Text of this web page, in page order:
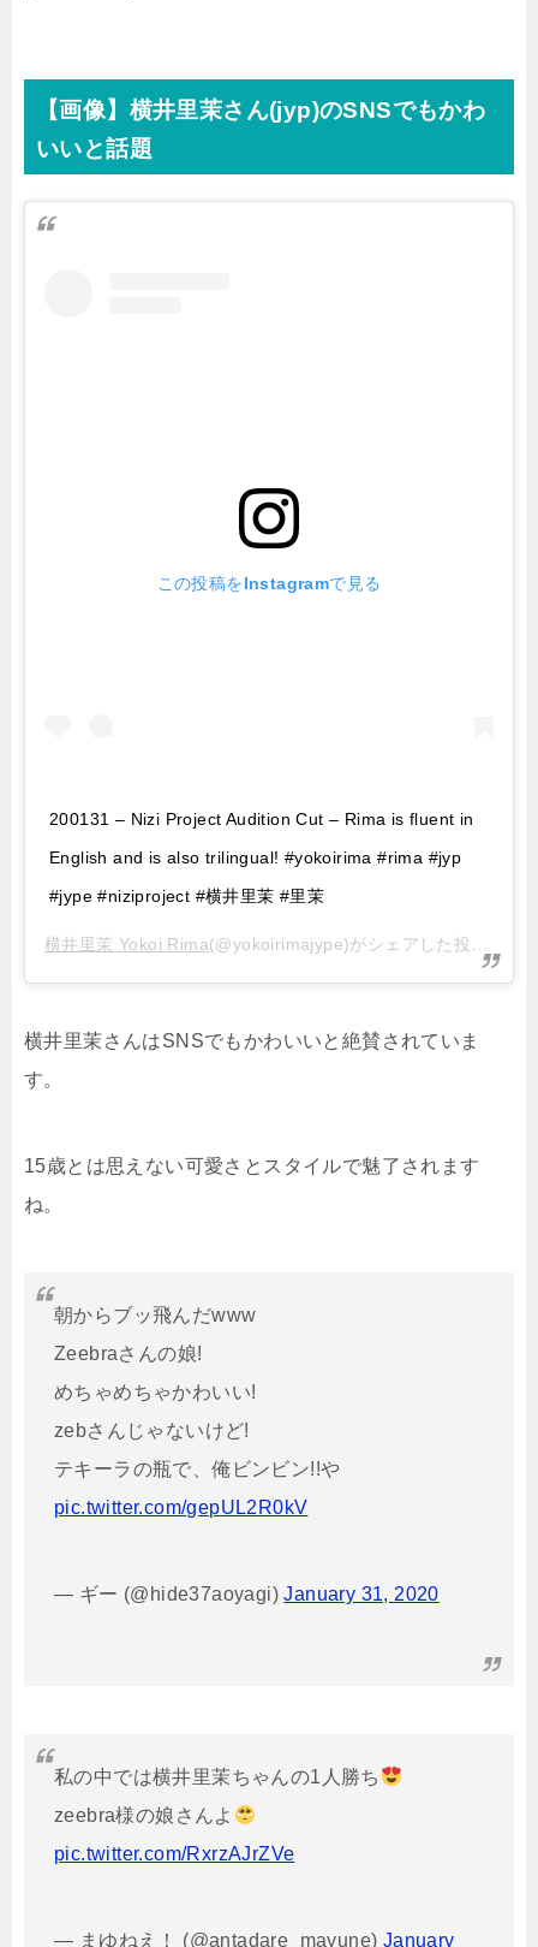
【画像】横井里茉さん(jyp)のSNSでもかわ
いいと話題
この投稿をInstagramで見る
200131 – Nizi Project Audition Cut – Rima is fluent in
English and is also trilingual! #yokoirima #rima #jyp
#jype #niziproject #横井里茉 #里茉
横井里茉 Yokoi Rima(@yokoirimajype)がシェアした投稿 –
横井里茉さんはSNSでもかわいいと絶賛されていま
す。
15歳とは思えない可愛さとスタイルで魅了されます
ね。
朝からブッ飛んだwww
Zeebraさんの娘!
めちゃめちゃかわいい!
zebさんじゃないけど!
テキーラの瓶で、俺ビンビン!!や
pic.twitter.com/gepUL2R0kV
— ギー (@hide37aoyagi)January 31, 2020
私の中では横井里茉ちゃんの1人勝ち
zeebra様の娘さんよ
pic.twitter.com/RxrzAJrZVe
— まゆねえ！ (@antadare_mayune) January